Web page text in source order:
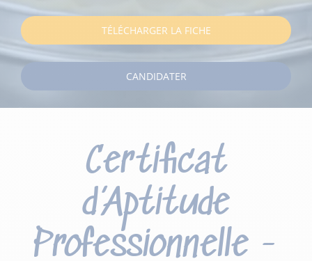
TÉLÉCHARGER LA FICHE
CANDIDATER
Certificat
d’Aptitude
Professionnelle -